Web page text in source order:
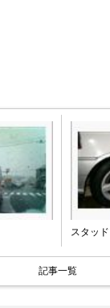
スタッ
記事一覧